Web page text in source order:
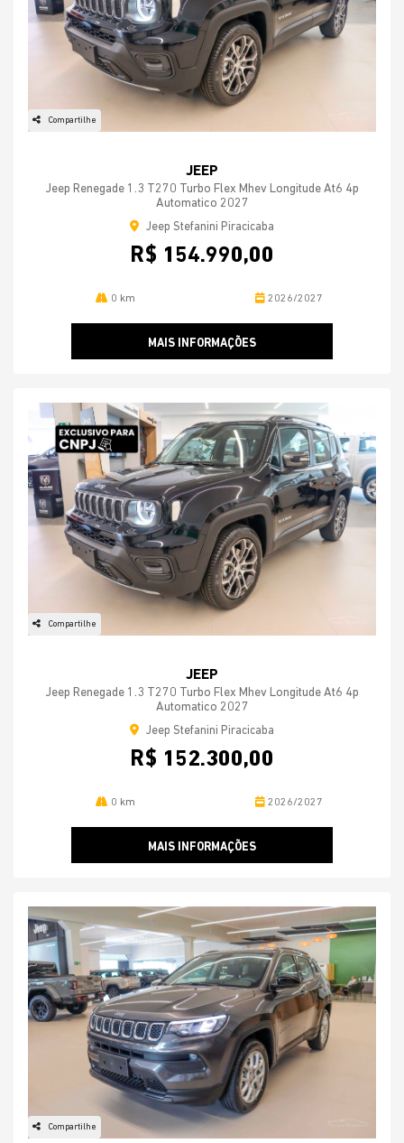
Compartilhe
JEEP
Jeep Renegade 1.3 T270 Turbo Flex Mhev Longitude At6 4p
Automatico 2027
Jeep Stefanini Piracicaba
R$ 154.990,00
0 km 2026/2027
MAIS INFORMAÇÕES
Compartilhe
JEEP
Jeep Renegade 1.3 T270 Turbo Flex Mhev Longitude At6 4p
Automatico 2027
Jeep Stefanini Piracicaba
R$ 152.300,00
0 km 2026/2027
MAIS INFORMAÇÕES
Compartilhe